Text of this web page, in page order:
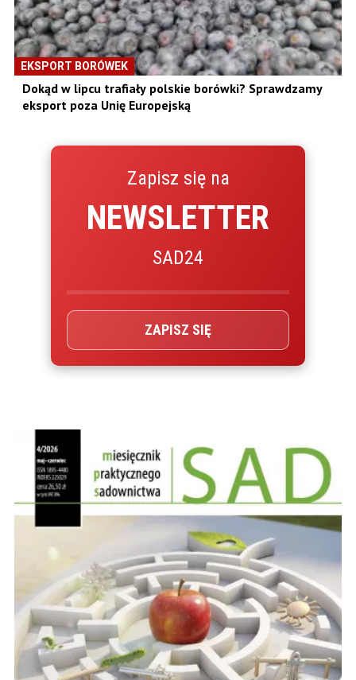
EKSPORT BORÓWEK
Dokąd w lipcu trafiały polskie borówki? Sprawdzamy
eksport poza Unię Europejską
Zapisz się na
NEWSLETTER
SAD24
ZAPISZ SIĘ